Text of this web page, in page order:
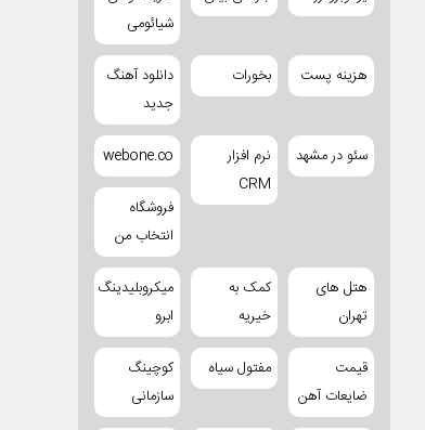
شیائومی
هزینه پست بخورات
دانلود آهنگ
جدید
سئو در مشهد
نرم افزار
CRM
webone.co
فروشگاه
انتخاب من
هتل های
تهران
کمک به
خیریه
میکروبلیدینگ
ابرو
قیمت
ضایعات آهن
مفتول سیاه
کوچینگ
سازمانی